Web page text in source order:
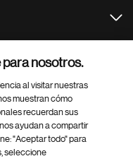
nosotros.
al visitar nuestras
muestran cómo
recuerdan sus
ayudan a compartir
"Aceptar todo" para
seleccione